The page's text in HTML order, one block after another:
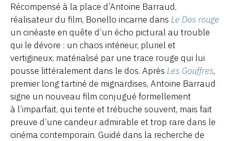
Récompensé à la place d’Antoine Barraud,
réalisateur du film, Bonello incarne dans Le Dos rouge
un cinéaste en quête d’un écho pictural au trouble
qui le dévore : un chaos intérieur, pluriel et
vertigineux, matérialisé par une trace rouge qui lui
pousse littéralement dans le dos. Après Les Gouffres,
premier long tartiné de mignardises, Antoine Barraud
signe un nouveau film conjugué formellement
à l’imparfait, qui tente et trébuche souvent, mais fait
preuve d’une candeur admirable et trop rare dans le
cinéma contemporain. Guidé dans la recherche de